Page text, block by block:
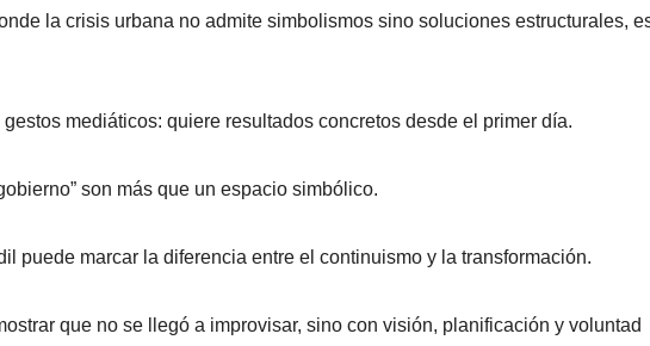
la crisis urbana no admite simbolismos sino soluciones estructurales,
mediáticos: quiere resultados concretos desde el primer día.
son más que un espacio simbólico.
puede marcar la diferencia entre el continuismo y la transformación.
que no se llegó a improvisar, sino con visión, planificación y voluntad